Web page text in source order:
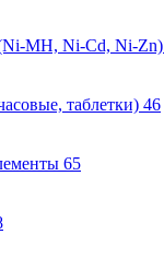
MH, Ni-Cd, Ni-Zn)
таблетки) 46
65